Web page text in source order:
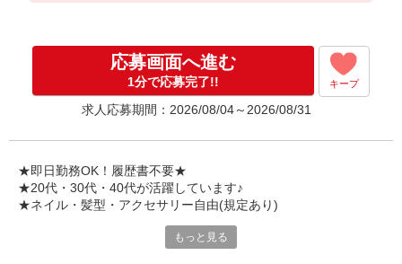
入社祝い金10万円支給(規定有)
お友達を紹介頂くと,
インセンティブ支給(規定有)
゜・。○。・゜+゜・。○。・゜+゜
応募画面へ進む
1分で応募完了!! キープ
求人応募期間：2026/08/04～2026/08/31
★即日勤務OK！履歴書不要★
★20代・30代・40代が活躍しています♪
★ネイル・髪型・アクセサリー自由(規定あり)
もっと見る